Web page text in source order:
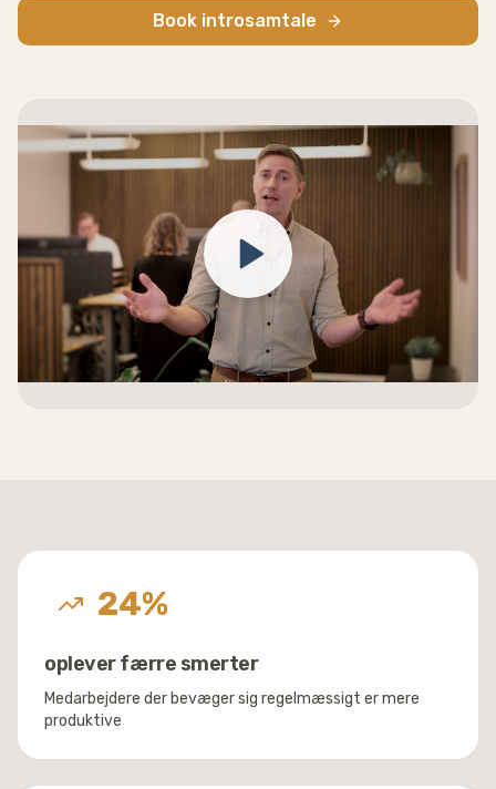
Book introsamtale
24%
oplever færre smerter
Medarbejdere der bevæger sig regelmæssigt er mere
produktive